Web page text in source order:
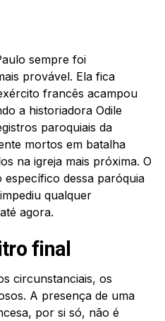
sempre foi
provável. Ela fica
francês acampou
a historiadora Odile
paroquiais da
mortos em batalha
na igreja mais próxima. O
dessa paróquia
qualquer
agora.
final
circunstanciais, os
A presença de uma
por si só, não é